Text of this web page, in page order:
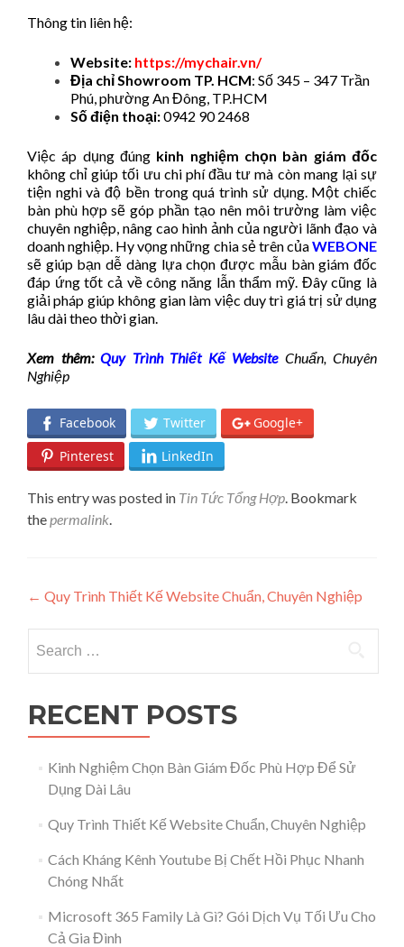
Thông tin liên hệ:
Website: https://mychair.vn/
Địa chỉ Showroom TP. HCM: Số 345 – 347 Trần
Phú, phường An Đông, TP.HCM
Số điện thoại:0942 90 2468
Việc áp dụng đúng kinh nghiệm chọn bàn giám đốc
không chỉ giúp tối ưu chi phí đầu tư mà còn mang lại sự
tiện nghi và độ bền trong quá trình sử dụng. Một chiếc
bàn phù hợp sẽ góp phần tạo nên môi trường làm việc
chuyên nghiệp, nâng cao hình ảnh của người lãnh đạo và
doanh nghiệp. Hy vọng những chia sẻ trên củaWEBONE
sẽ giúp bạn dễ dàng lựa chọn được mẫu bàn giám đốc
đáp ứng tốt cả về công năng lẫn thẩm mỹ. Đây cũng là
giải pháp giúp không gian làm việc duy trì giá trị sử dụng
lâu dài theo thời gian.
Xem thêm: Quy Trình Thiết Kế Website Chuẩn, Chuyên
Nghiệp
Facebook Twitter
Google+
Pinterest
LinkedIn
This entry was posted in Tin Tức Tổng Hợp. Bookmark
thepermalink.
Post navigation
← Quy Trình Thiết Kế Website Chuẩn, Chuyên Nghiệp
RECENT POSTS
Kinh Nghiệm Chọn Bàn Giám Đốc Phù Hợp Để Sử
Dụng Dài Lâu
Quy Trình Thiết Kế Website Chuẩn, Chuyên Nghiệp
Cách Kháng Kênh Youtube Bị Chết Hồi Phục Nhanh
Chóng Nhất
Microsoft 365 Family Là Gì? Gói Dịch Vụ Tối Ưu Cho
Cả Gia Đình